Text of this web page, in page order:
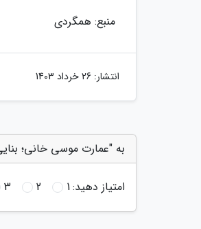
منبع: همگردی
انتشار: 26 خرداد 1403
به "عمارت موسی خانی؛
امتیاز دهید:1
2
3